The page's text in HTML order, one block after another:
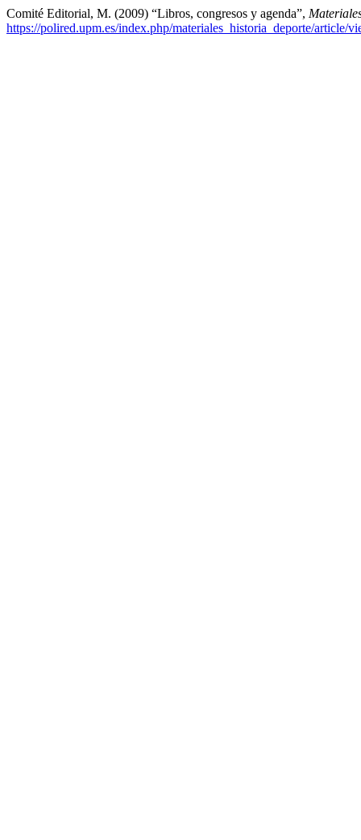
Comité Editorial, M. (2009) “Libros, congresos y agenda”,
https://polired.upm.es/index.php/materiales_historia_deporte/article/